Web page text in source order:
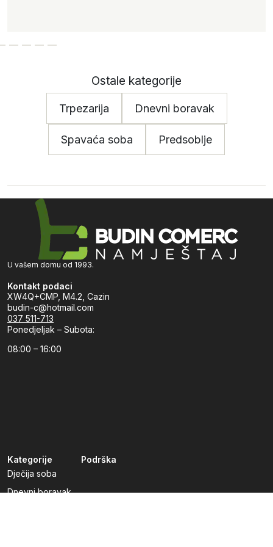
Ostale kategorije
Trpezarija Dnevni boravak
Spavaća soba Predsoblje
U vašem domu od 1993.
Kontakt podaci
XW4Q+CMP, M4.2, Cazin
budin-c@hotmail.com
037 511-713
Ponedjeljak – Subota:
08:00 – 16:00
Kategorije
Dječija soba
Dnevni boravak
Podrška